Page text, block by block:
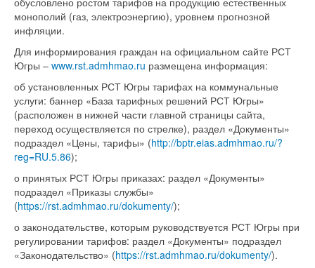
монополий (газ, электроэнергию), уровнем прогнозной
инфляции.
Для информирования граждан на официальном сайте РСТ
Югры – www.rst.admhmao.ru размещена информация:
об установленных РСТ Югры тарифах на коммунальные
услуги: баннер «База тарифных решений РСТ Югры»
(расположен в нижней части главной страницы сайта,
переход осуществляется по стрелке), раздел «Документы»
подраздел «Цены, тарифы» (http://bptr.eias.admhmao.ru/?
reg=RU.5.86);
о принятых РСТ Югры приказах: раздел «Документы»
подраздел «Приказы службы»
(https://rst.admhmao.ru/dokumenty/);
о законодательстве, которым руководствуется РСТ Югры при
регулировании тарифов: раздел «Документы» подраздел
«Законодательство» (https://rst.admhmao.ru/dokumenty/).